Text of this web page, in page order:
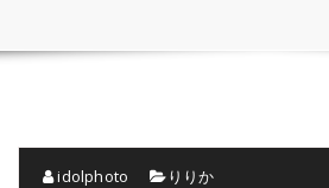
idolphoto りりか